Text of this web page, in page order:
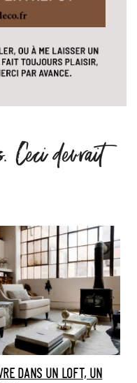
Ceci devrait
DANS UN LOFT, UN